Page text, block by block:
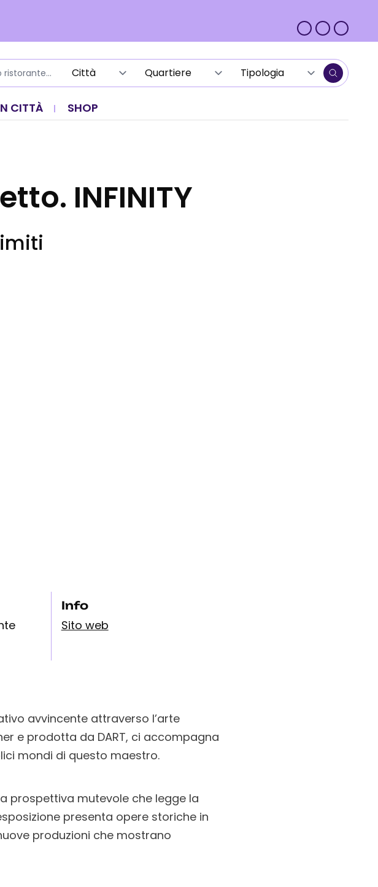
CITTÀ SHOP
INFINITY
Info
Sito web
avvincente attraverso l’arte
e prodotta da DART, ci accompagna
mondi di questo maestro.
prospettiva mutevole che legge la
presenta opere storiche in
produzioni che mostrano